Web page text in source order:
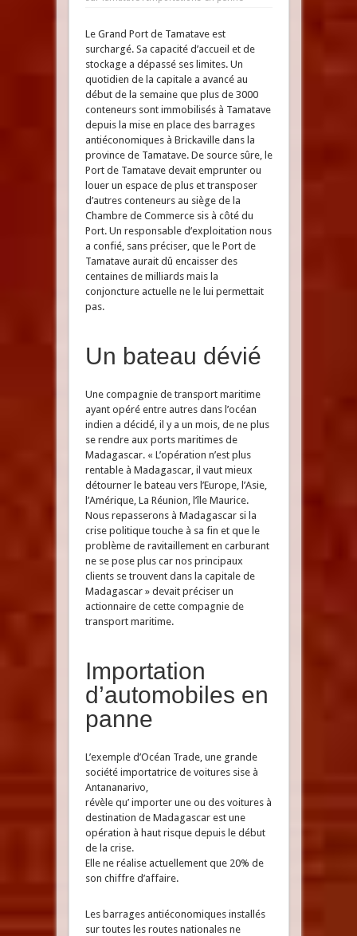
Le Grand Port de Tamatave est
surchargé. Sa capacité d’accueil et de
stockage a dépassé ses limites. Un
quotidien de la capitale a avancé au
début de la semaine que plus de 3000
conteneurs sont immobilisés à Tamatave
depuis la mise en place des barrages
antiéconomiques à Brickaville dans la
province de Tamatave. De source sûre, le
Port de Tamatave devait emprunter ou
louer un espace de plus et transposer
d’autres conteneurs au siège de la
Chambre de Commerce sis à côté du
Port. Un responsable d’exploitation nous
a confié, sans préciser, que le Port de
Tamatave aurait dû encaisser des
centaines de milliards mais la
conjoncture actuelle ne le lui permettait
pas.
Un bateau dévié
Une compagnie de transport maritime
ayant opéré entre autres dans l’océan
indien a décidé, il y a un mois, de ne plus
se rendre aux ports maritimes de
Madagascar. « L’opération n’est plus
rentable à Madagascar, il vaut mieux
détourner le bateau vers l’Europe, l’Asie,
l’Amérique, La Réunion, l’île Maurice.
Nous repasserons à Madagascar si la
crise politique touche à sa fin et que le
problème de ravitaillement en carburant
ne se pose plus car nos principaux
clients se trouvent dans la capitale de
Madagascar » devait préciser un
actionnaire de cette compagnie de
transport maritime.
Importation
d’automobiles en
panne
L’exemple d’Océan Trade, une grande
société importatrice de voitures sise à
Antananarivo,
révèle qu’ importer une ou des voitures à
destination de Madagascar est une
opération à haut risque depuis le début
de la crise.
Elle ne réalise actuellement que 20% de
son chiffre d’affaire.
Les barrages antiéconomiques installés
sur toutes les routes nationales ne